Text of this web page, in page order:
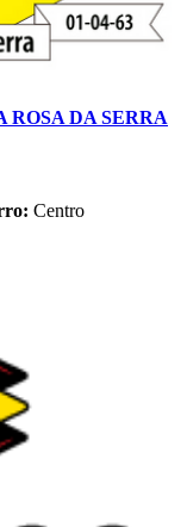
DA SERRA
Centro